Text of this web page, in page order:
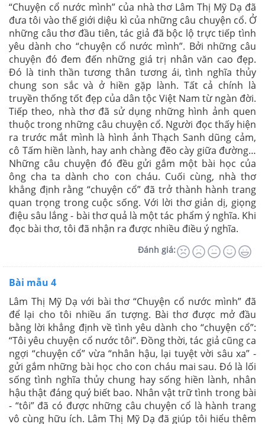
“Chuyện cổ nước mình” của nhà thơ Lâm Thị Mỹ Dạ đã
đưa tôi vào thế giới diệu kì của những câu chuyện cổ. Ở
những câu thơ đầu tiên, tác giả đã bộc lộ trực tiếp tình
yêu dành cho “chuyện cổ nước mình”. Bởi những câu
chuyện đó đem đến những giá trị nhân văn cao đẹp.
Đó là tinh thần tương thân tương ái, tình nghĩa thủy
chung son sắc và ở hiền gặp lành. Tất cả chính là
truyền thống tốt đẹp của dân tộc Việt Nam từ ngàn đời.
Tiếp theo, nhà thơ đã sử dụng những hình ảnh quen
thuộc trong những câu chuyện cổ. Người đọc thấy hiện
ra trước mắt mình là hình ảnh Thạch Sanh dũng cảm,
cô Tấm hiền lành, hay anh chàng đẽo cày giữa đường…
Những câu chuyện đó đều gửi gắm một bài học của
ông cha ta dành cho con cháu. Cuối cùng, nhà thơ
khẳng định rằng “chuyện cổ” đã trở thành hành trang
quan trọng trong cuộc sống. Với lời thơ giản dị, giọng
điệu sâu lắng - bài thơ quả là một tác phẩm ý nghĩa. Khi
đọc bài thơ, tôi đã nhận ra được nhiều điều ý nghĩa.
Đánh giá:
Bài mẫu 4
Lâm Thị Mỹ Dạ với bài thơ “Chuyện cổ nước mình” đã
để lại cho tôi nhiều ấn tượng. Bài thơ được mở đầu
bằng lời khẳng định về tình yêu dành cho “chuyện cổ”:
“Tôi yêu chuyện cổ nước tôi”. Đồng thời, tác giả cũng ca
ngợi “chuyện cổ” vừa “nhân hậu, lại tuyệt vời sâu xa” -
gửi gắm những bài học cho con cháu mai sau. Đó là lối
sống tình nghĩa thủy chung hay sống hiền lành, nhân
hậu thật đáng quý biết bao. Nhân vật trữ tình trong bài
- “tôi” đã có được những câu chuyện cổ là hành trang
vô cùng hữu ích. Lâm Thị Mỹ Dạ đã giúp tôi hiểu thêm